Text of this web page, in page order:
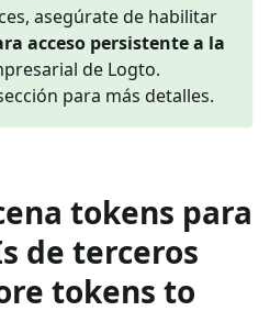
asegúrate de habilitar
acceso persistente a la
de Logto.
para más detalles.
tokens para
de terceros
tokens to